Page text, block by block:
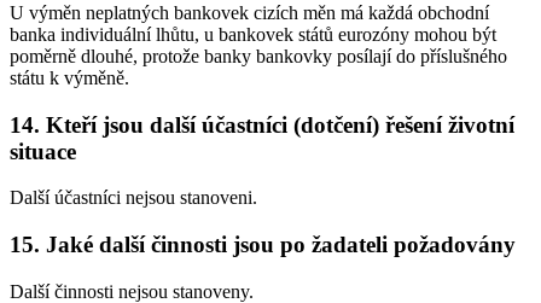
U výměn neplatných bankovek cizích měn má každá obchodní
banka individuální lhůtu, u bankovek států eurozóny mohou být
poměrně dlouhé, protože banky bankovky posílají do příslušného
státu k výměně.
14. Kteří jsou další účastníci (dotčení) řešení životní
situace
Další účastníci nejsou stanoveni.
15. Jaké další činnosti jsou po žadateli požadovány
Další činnosti nejsou stanoveny.